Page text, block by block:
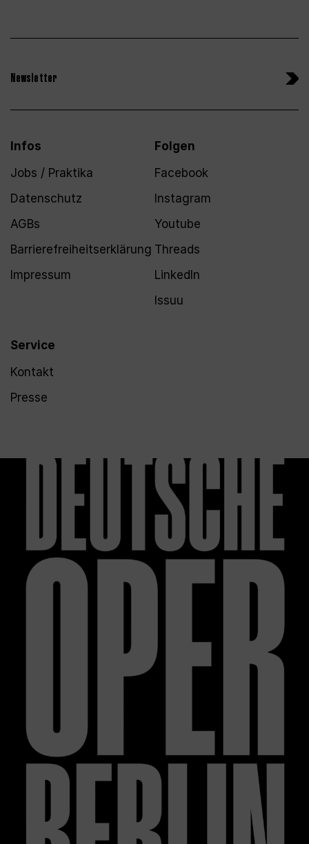
Newsletter
Infos
Jobs / Praktika
Datenschutz
AGBs
Barrierefreiheitserklärung
Impressum
Service
Kontakt
Presse
Folgen
Facebook
Instagram
Youtube
Threads
LinkedIn
Issuu